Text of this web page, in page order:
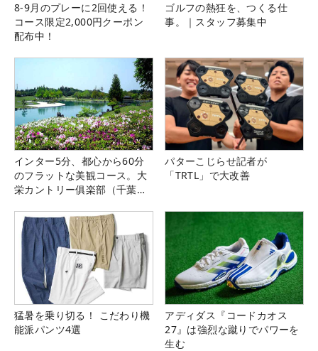
8-9月のプレーに2回使える！
コース限定2,000円クーポン
配布中！
ゴルフの熱狂を、つくる仕
事。｜スタッフ募集中
インター5分、都心から60分
のフラットな美観コース。大
栄カントリー俱楽部（千葉
パターこじらせ記者が
「TRTL」で大改善
猛暑を乗り切る！ こだわり機
能派パンツ4選
アディダス『コードカオス
27』は強烈な蹴りでパワーを
生む